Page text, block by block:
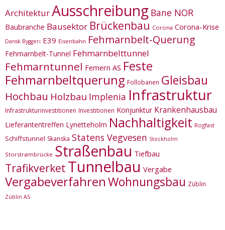
ArchitekturAusschreibung Bane NOR
Baubranche Bausektor Brückenbau Corona Corona-Krise
Dansk Byggeri E39 Eisenbahn Fehmarnbelt-Querung
Fehmarnbelt-Tunnel Fehmarnbelttunnel
Fehmarntunnel Femern AS Feste
Fehmarnbeltquerung Follobanen Gleisbau
Hochbau Holzbau Implenia Infrastruktur
Infrastrukturinvestitionen Investitionen Konjunktur Krankenhausbau
Lieferantentreffen Lynetteholm Nachhaltigkeit Rogfast
Schiffstunnel Skanska Statens Vegvesen Stockholm
Storstrømbrücke Straßenbau Tiefbau
Trafikverket Tunnelbau Vergabe
VergabeverfahrenWohnungsbau Züblin
Züblin AS